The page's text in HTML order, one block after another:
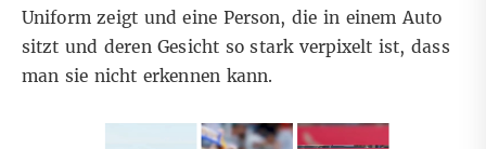
Uniform zeigt und eine Person, die in einem Auto
sitzt und deren Gesicht so stark verpixelt ist, dass
man sie nicht erkennen kann.